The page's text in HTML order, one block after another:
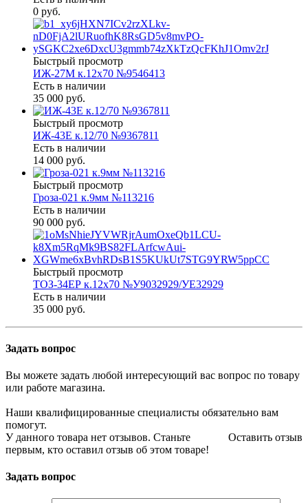
0 руб.
Быстрый просмотр
ИЖ-27М к.12х70 №9546413
Есть в наличии
35 000 руб.
Быстрый просмотр
ИЖ-43Е к.12/70 №9367811
Есть в наличии
14 000 руб.
Быстрый просмотр
Гроза-021 к.9мм №113216
Есть в наличии
90 000 руб.
Быстрый просмотр
ТОЗ-34ЕР к.12х70 №У9032929/УЕ32929
Есть в наличии
35 000 руб.
Задать вопрос
Вы можете задать любой интересующий вас вопрос по товару
или работе магазина.
Наши квалифицированные специалисты обязательно вам
помогут.
Оставить отзыв
У данного товара нет отзывов. Станьте
первым, кто оставил отзыв об этом товаре!
Задать вопрос